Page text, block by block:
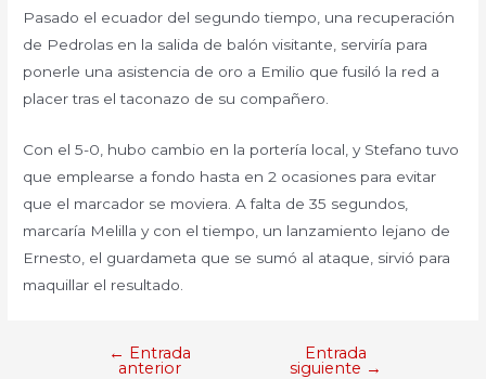
Pasado el ecuador del segundo tiempo, una recuperación
de Pedrolas en la salida de balón visitante, serviría para
ponerle una asistencia de oro a Emilio que fusiló la red a
placer tras el taconazo de su compañero.
Con el 5-0, hubo cambio en la portería local, y Stefano tuvo
que emplearse a fondo hasta en 2 ocasiones para evitar
que el marcador se moviera. A falta de 35 segundos,
marcaría Melilla y con el tiempo, un lanzamiento lejano de
Ernesto, el guardameta que se sumó al ataque, sirvió para
maquillar el resultado.
← Entrada
anterior
Entrada
siguiente →